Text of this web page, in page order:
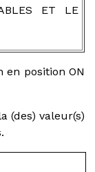
ET LE
position ON
(des) valeur(s)